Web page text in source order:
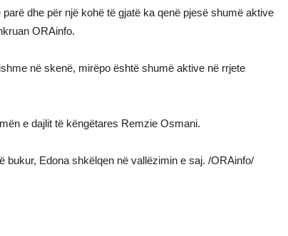
dhe për një kohë të gjatë ka qenë pjesë shumë aktive
ORAinfo.
në skenë, mirëpo është shumë aktive në rrjete
e dajlit të këngëtares Remzie Osmani.
bukur, Edona shkëlqen në vallëzimin e saj. /ORAinfo/